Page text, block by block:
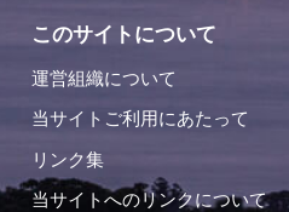
このサイトについて
運営組織について
当サイトご利用にあたって
リンク集
当サイトへのリンクについて